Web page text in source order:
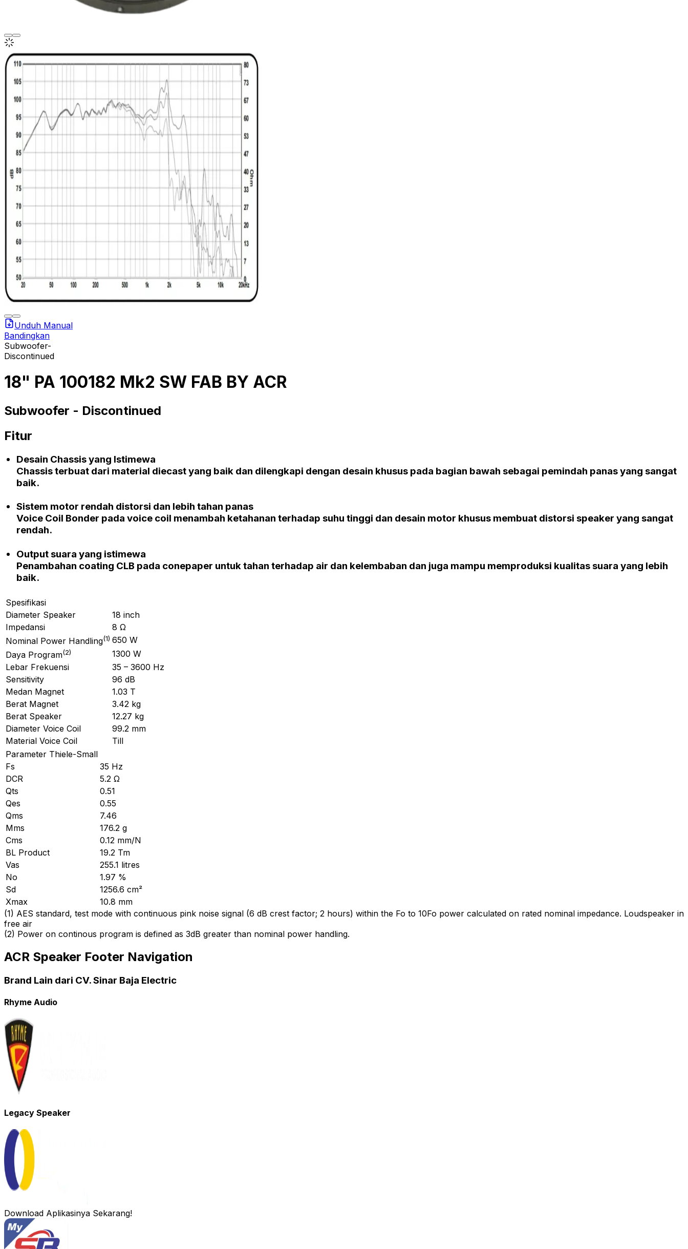
Unduh Manual
Bandingkan
Subwoofer-
Discontinued
18" PA 100182 Mk2 SW FAB BY ACR
Subwoofer - Discontinued
Fitur
Desain Chassisyang Istimewa
Chassisterbuat dari material diecastyang baik dan dilengkapi dengan desain khusus pada bagian bawah sebagai pemindah panas yang sangat
baik.
Sistem motor rendah distorsi dan lebih tahan panas
Voice Coil Bonder pada voice coil menambah ketahanan terhadap suhu tinggi dan desain motor khusus membuat distorsi speaker yang sangat
rendah.
Outputsuara yang istimewa
Penambahan coating CLB pada conepaper untuk tahan terhadap air dan kelembaban dan juga mampu memproduksi kualitas suara yang lebih
baik.
Spesifikasi
Diameter Speaker
18 inch
Impedansi
8 Ω
Nominal Power Handling(1) 650 W
Daya Program(2)
1300 W
Lebar Frekuensi
35 – 3600 Hz
Sensitivity
96 dB
Medan Magnet
1.03 T
Berat Magnet
3.42 kg
Berat Speaker
12.27 kg
Diameter Voice Coil
99.2 mm
Material Voice Coil
Till
Parameter Thiele-Small
Fs
35 Hz
DCR
5.2 Ω
Qts
0.51
Qes
0.55
Qms
7.46
Mms
176.2 g
Cms
0.12 mm/N
BL Product
19.2 Tm
Vas
255.1 litres
No
1.97 %
Sd
1256.6 cm²
Xmax
10.8 mm
(1) AES standard, test mode with continuous pink noise signal (6 dB crest factor; 2 hours) within the Fo to 10Fo power calculated on rated nominal impedance. Loudspeaker in
free air
(2) Power on continous program is defined as 3dB greater than nominal power handling.
ACR Speaker Footer Navigation
Brand Lain dari CV. Sinar Baja Electric
Rhyme Audio
Legacy Speaker
Download Aplikasinya Sekarang!